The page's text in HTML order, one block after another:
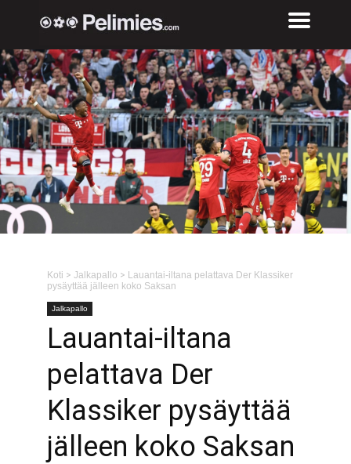
Koti > Jalkapallo > Lauantai-iltana pelattava Der Klassiker
pysäyttää jälleen koko Saksan
Jalkapallo
Lauantai-iltana
pelattava Der
Klassiker pysäyttää
jälleen koko Saksan